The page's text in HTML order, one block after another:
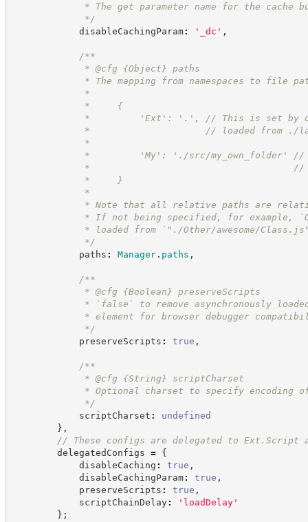
* The get parameter name for the cache
*/
disableCachingParam: ' _dc ' ,
/**
* @cfg {Object}
paths
* The mapping from namespaces to file
*
*     {
*         'Ext': '.', // This is set by
*                     // loaded from ./
*
*         'My': './src/my_own_folder' //
*                                     //
*     }
*
* Note that all relative paths are relative to
* If not being specified, for example,
* loaded from `"./Other/awesome/
*/
paths : Manager. paths ,
/**
* @cfg {Boolean}
preserveScripts
* `false` to remove asynchronously loaded
* element for browser debugger compatibility
*/
preserveScripts : true ,
/**
* @cfg {String}
scriptCharset
* Optional charset to specify encoding of
*/
scriptCharset :
undefined
} ,
// These configs are delegated to Ext.Script
delegatedConfigs =
{
disableCaching : true ,
disableCachingParam: true ,
preserveScripts : true ,
scriptChainDelay: ' loadDelay'
} ;